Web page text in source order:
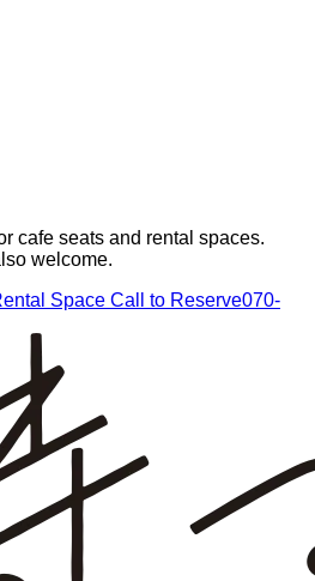
cafe seats and rental spaces.
welcome.
Space Call to Reserve070-